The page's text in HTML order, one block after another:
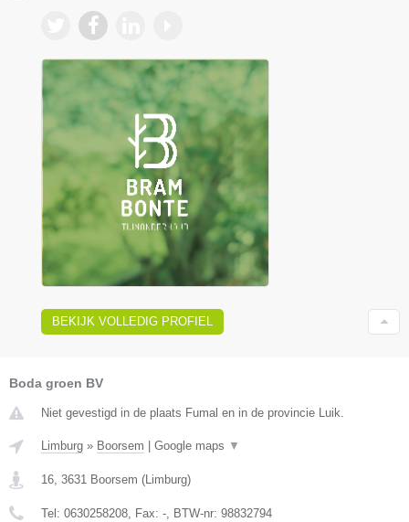
BEKIJK VOLLEDIG PROFIEL
Boda groen BV
Niet gevestigd in de plaats Fumal en in de provincie Luik.
Limburg » Boorsem Google maps ▼
16, 3631 Boorsem (Limburg)
Tel: 0630258208, Fax: -, BTW-nr: 98832794